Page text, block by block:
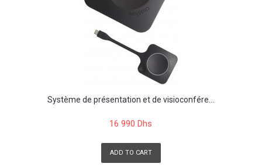
Système de présentation et de visioconfére...
16 990 Dhs
ADD TO CART